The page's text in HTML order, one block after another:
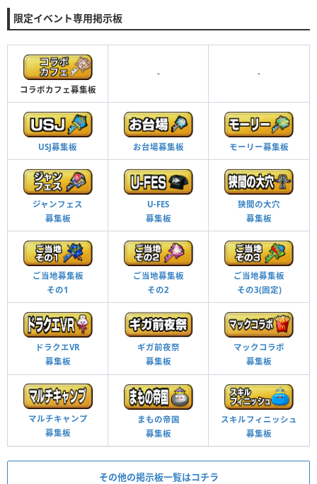
限定イベント専用掲示板
コラボカフェ募集板
- -
USJ募集板 お台場募集板 モーリー募集板
ジャンフェス
募集板
U-FES
募集板
狭間の大穴
募集板
ご当地募集板
その1
ご当地募集板
その2
ご当地募集板
その3(固定)
ドラクエVR
募集板
ギガ前夜祭
募集板
マックコラボ
募集板
マルチキャンプ
募集板
まもの帝国
募集板
スキルフィニッシュ
募集板
その他の掲示板一覧はコチラ